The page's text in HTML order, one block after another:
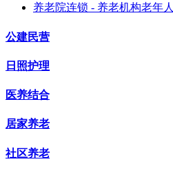
养老院连锁 - 养老机构老年
公建民营
日照护理
医养结合
居家养老
社区养老